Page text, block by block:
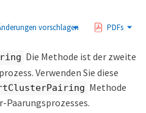
vorschlagen PDFs
Die Methode ist der zweite
Verwenden Sie diese
Methode
Paarungsprozesses.